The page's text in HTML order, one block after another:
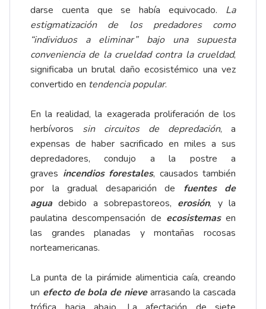
darse cuenta que se había equivocado. La
estigmatización de los predadores como
“individuos a eliminar” bajo una supuesta
conveniencia de la crueldad contra la crueldad,
significaba un brutal daño ecosistémico una vez
convertido en tendencia popular.
En la realidad, la exagerada proliferación de los
herbívoros sin circuitos de depredación, a
expensas de haber sacrificado en miles a sus
depredadores, condujo a la postre a
graves incendios forestales, causados también
por la gradual desaparición de fuentes de
agua debido a sobrepastoreos, erosión, y la
paulatina descompensación de ecosistemasen
las grandes planadas y montañas rocosas
norteamericanas.
La punta de la pirámide alimenticia caía, creando
un efecto de bola de nievearrasando la cascada